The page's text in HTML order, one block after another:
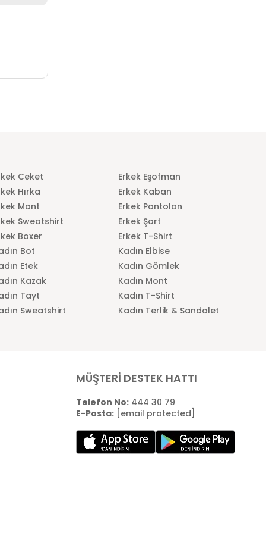
Ceket
Erkek Eşofman
Hırka
Erkek Kaban
Mont
Erkek Pantolon
Sweatshirt
Erkek Şort
Boxer
Erkek T-Shirt
Bot
Kadın Elbise
Etek
Kadın Gömlek
Kazak
Kadın Mont
Tayt
Kadın T-Shirt
Sweatshirt
Kadın Terlik & Sandalet
MÜŞTERİ DESTEK HATTI
Telefon No:444 30 79
E-Posta: [email protected]